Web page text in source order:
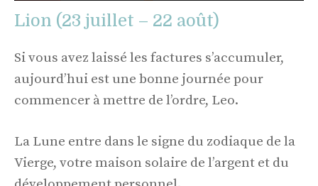
Lion (23 juillet – 22 août)
Si vous avez laissé les factures s’accumuler,
aujourd’hui est une bonne journée pour
commencer à mettre de l’ordre, Leo.
La Lune entre dans le signe du zodiaque de la
Vierge, votre maison solaire de l’argent et du